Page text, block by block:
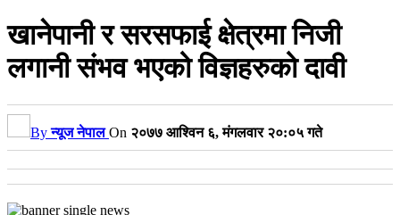
खानेपानी र सरसफाई क्षेत्रमा निजी
लगानी संभव भएको विज्ञहरुको दावी
Byन्यूज नेपाल On २०७७ आश्विन ६, मंगलवार २०:०५ गते